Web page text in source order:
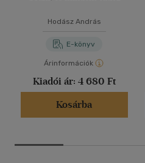
Hodász András
E-könyv
Árinformációk
Kiadói ár: 4 680 Ft
Kosárba